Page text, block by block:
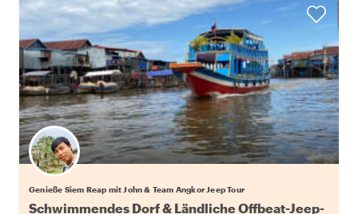
Genieße Siem Reap mit John & Team Angkor Jeep Tour
Schwimmendes Dorf & Ländliche Offbeat-Jeep-